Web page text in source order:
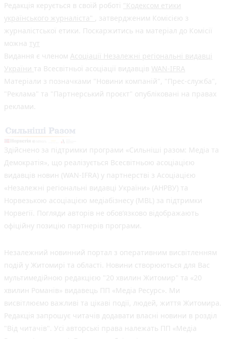
Редакція керується в своїй роботі "Кодексом етики
українського журналіста" , затвердженим Комісією з
журналістської етики. Поскаржитись на матеріал до Комісії
можна тут
Видання є членом Асоціації Незалежні регіональні видавці
України та Всесвітньої асоціації видавців WAN-IFRA
Матеріали з позначками "Новини компаній", "Прес-служба",
"Реклама" та "Партнерський проєкт" опубліковані на правах
реклами.
Здійснено за підтримки програми «Сильніші разом: Медіа та
Демократія», що реалізується Всесвітньою асоціацією
видавців новин (WAN-IFRA) у партнерстві з Асоціацією
«Незалежні регіональні видавці України» (АНРВУ) та
Норвезькою асоціацією медіабізнесу (MBL) за підтримки
Норвегії. Погляди авторів не обов’язково відображають
офіційну позицію партнерів програми.
Незалежний новинний портал з оперативним висвітленням
подій у Житомирі та області. Новини створюються для Вас
мультимедійною редакцією "20 хвилин Житомир" та «20
хвилин Романів» видавець ПП «Медіа Ресурс». Ми
висвітлюємо важливі та цікаві події, людей, життя Житомира.
Редакція запрошує читачів додавати власні новини в розділ
"Від читачів". Усі авторські права належать ПП «Медіа